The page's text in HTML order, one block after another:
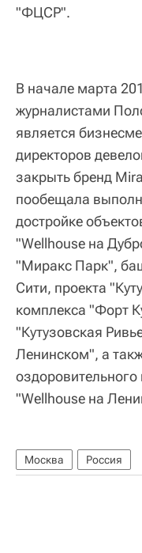
"ФЦСР".
В начале марта
журналистами
является
директоров
закрыть бренд
пообещала
достройке
"Wellhouse на
"Миракс Парк",
Сити, проекта
комплекса "Форт
"Кутузовская
Ленинском", а
"Wellhouse на
Москва Россия